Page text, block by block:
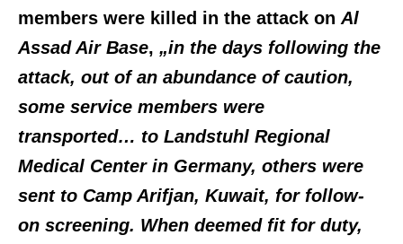
members were killed in the attack onAl
Assad Air Base, „in the days following the
attack, out of an abundance of caution,
some service members were
transported… to Landstuhl Regional
Medical Center in Germany, others were
sent to Camp Arifjan, Kuwait, for follow-
on screening. When deemed fit for duty,